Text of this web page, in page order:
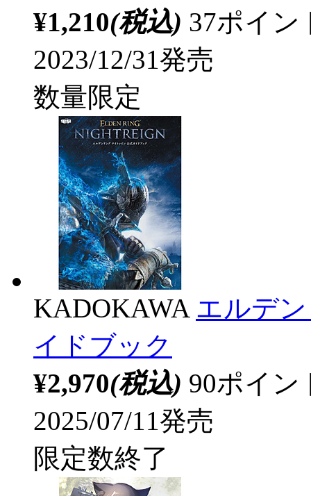
¥1,210(税込) 37ポイ
2023/12/31発売
数量限定
KADOKAWA エルデ
イドブック
¥2,970(税込) 90ポイ
2025/07/11発売
限定数終了